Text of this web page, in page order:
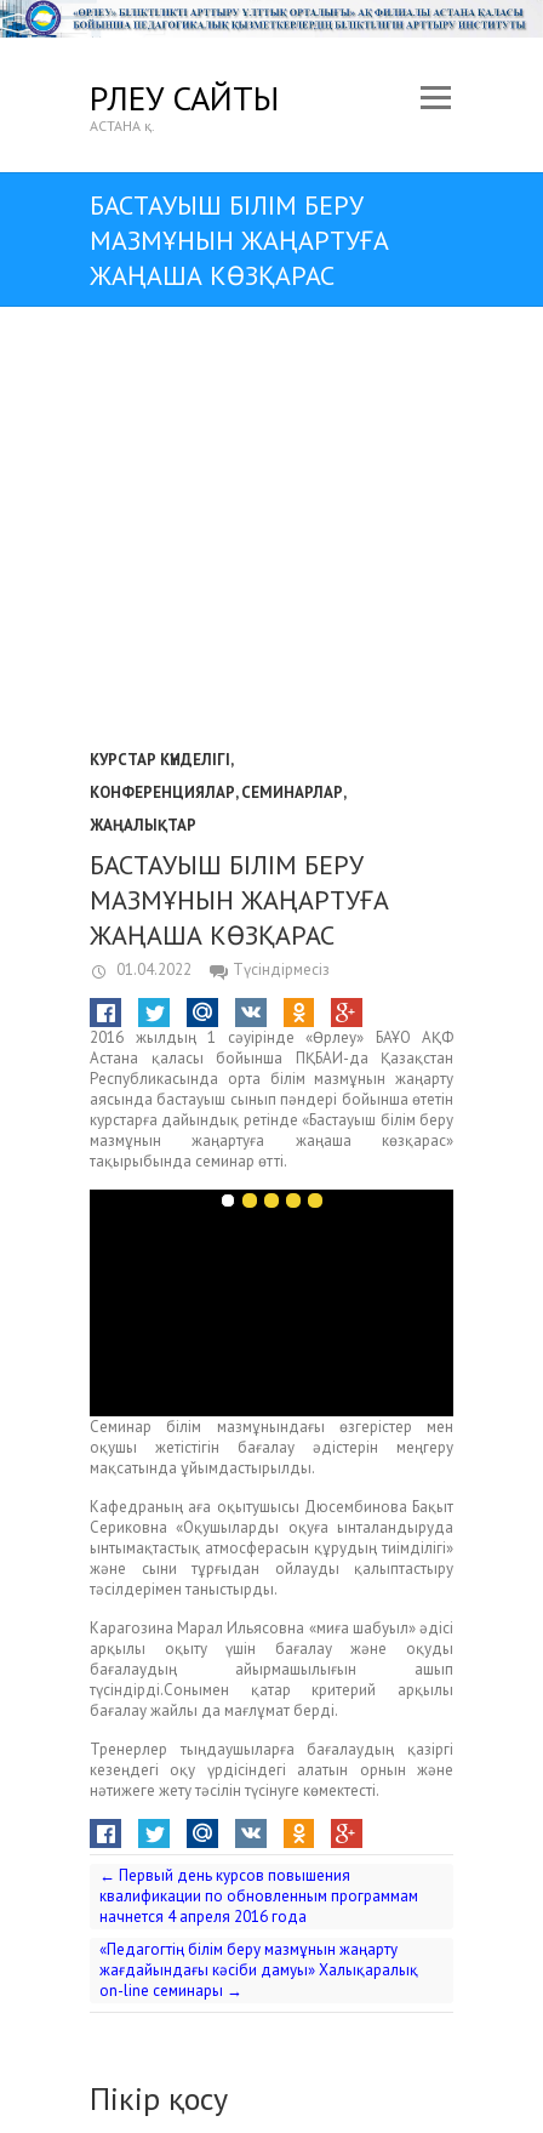
ӨРЛЕУ САЙТЫ
АСТАНА қ.
БАСТАУЫШ БІЛІМ БЕРУ
МАЗМҰНЫН ЖАҢАРТУҒА
ЖАҢАША КӨЗҚАРАС
КУРСТАР КҮНДЕЛІГІ,
КОНФЕРЕНЦИЯЛАР, СЕМИНАРЛАР,
ЖАҢАЛЫҚТАР
БАСТАУЫШ БІЛІМ БЕРУ
МАЗМҰНЫН ЖАҢАРТУҒА
ЖАҢАША КӨЗҚАРАС
01.04.2022 Түсіндірмесіз
2016 жылдың 1 сәуірінде «Өрлеу» БАҰО АҚФ
Астана қаласы бойынша ПҚБАИ-да Қазақстан
Республикасында орта білім мазмұнын жаңарту
аясында бастауыш сынып пәндері бойынша өтетін
курстарға дайындық ретінде «Бастауыш білім беру
мазмұнын жаңартуға жаңаша көзқарас»
тақырыбында семинар өтті.
Семинар білім мазмұнындағы өзгерістер мен
оқушы жетістігін бағалау әдістерін меңгеру
мақсатында ұйымдастырылды.
Кафедраның аға оқытушысы Дюсембинова Бақыт
Сериковна «Оқушыларды оқуға ынталандыруда
ынтымақтастық атмосферасын құрудың тиімділігі»
және сыни тұрғыдан ойлауды қалыптастыру
тәсілдерімен таныстырды.
Карагозина Марал Ильясовна «миға шабуыл» әдісі
арқылы оқыту үшін бағалау және оқуды
бағалаудың айырмашылығын ашып
түсіндірді.Сонымен қатар критерий арқылы
бағалау жайлы да мағлұмат берді.
Тренерлер тыңдаушыларға бағалаудың қазіргі
кезеңдегі оқу үрдісіндегі алатын орнын және
нәтижеге жету тәсілін түсінуге көмектесті.
← Первый день курсов повышения
квалификации по обновленным программам
начнется 4 апреля 2016 года
«Педагогтің білім беру мазмұнын жаңарту
жағдайындағы кәсіби дамуы» Халықаралық
on-line семинары →
Пікір қосу